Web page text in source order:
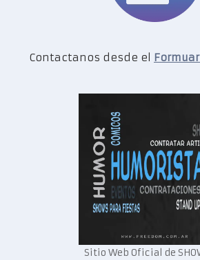
Contactanos desde el
Sitio Web Oficial de